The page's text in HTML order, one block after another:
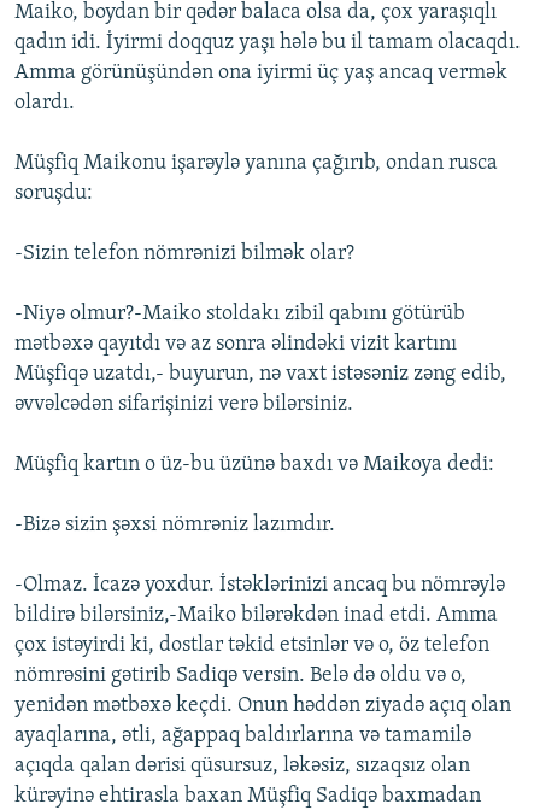
Maiko, boydan bir qədər balaca olsa da, çox yaraşıqlı
qadın idi. İyirmi doqquz yaşı hələ bu il tamam olacaqdı.
Amma görünüşündən ona iyirmi üç yaş ancaq vermək
olardı.
Müşfiq Maikonu işarəylə yanına çağırıb, ondan rusca
soruşdu:
-Sizin telefon nömrənizi bilmək olar?
-Niyə olmur?-Maiko stoldakı zibil qabını götürüb
mətbəxə qayıtdı və az sonra əlindəki vizit kartını
Müşfiqə uzatdı,- buyurun, nə vaxt istəsəniz zəng edib,
əvvəlcədən sifarişinizi verə bilərsiniz.
Müşfiq kartın o üz-bu üzünə baxdı və Maikoya dedi:
-Bizə sizin şəxsi nömrəniz lazımdır.
-Olmaz. İcazə yoxdur. İstəklərinizi ancaq bu nömrəylə
bildirə bilərsiniz,-Maiko bilərəkdən inad etdi. Amma
çox istəyirdi ki, dostlar təkid etsinlər və o, öz telefon
nömrəsini gətirib Sadiqə versin. Belə də oldu və o,
yenidən mətbəxə keçdi. Onun həddən ziyadə açıq olan
ayaqlarına, ətli, ağappaq baldırlarına və tamamilə
açıqda qalan dərisi qüsursuz, ləkəsiz, sızaqsız olan
kürəyinə ehtirasla baxan Müşfiq Sadiqə baxmadan